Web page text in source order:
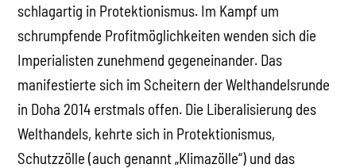
schlagartig in Protektionismus. Im Kampf um
schrumpfende Profitmöglichkeiten wenden sich die
Imperialisten zunehmend gegeneinander. Das
manifestierte sich im Scheitern der Welthandelsrunde
in Doha 2014 erstmals offen. Die Liberalisierung des
Welthandels, kehrte sich in Protektionismus,
Schutzzölle (auch genannt „Klimazölle“) und das